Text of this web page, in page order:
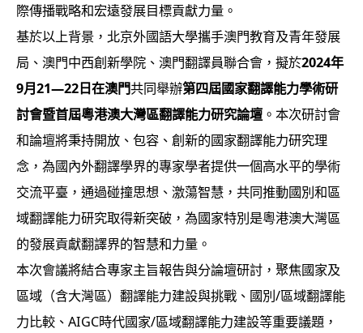
際傳播戰略和宏遠發展目標貢獻力量。
基於以上背景，北京外國語大學攜手澳門教育及青年發展
局、澳門中西創新學院、澳門翻譯員聯合會，擬於2024年
9月21—22日在澳門共同舉辦第四屆國家翻譯能力學術研
討會暨首屆粵港澳大灣區翻譯能力研究論壇。本次研討會
和論壇將秉持開放、包容、創新的國家翻譯能力研究理
念，為國內外翻譯學界的專家學者提供一個高水平的學術
交流平臺，通過碰撞思想、激蕩智慧，共同推動國別和區
域翻譯能力研究取得新突破，為國家特別是粵港澳大灣區
的發展貢獻翻譯界的智慧和力量。
本次會議將結合專家主旨報告與分論壇研討，聚焦國家及
區域（含大灣區）翻譯能力建設與挑戰、國別/區域翻譯能
力比較、AIGC時代國家/區域翻譯能力建設等重要議題，